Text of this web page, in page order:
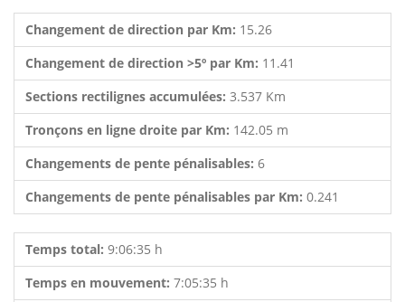
Changement de direction par Km: 15.26
Changement de direction >5º par Km: 11.41
Sections rectilignes accumulées: 3.537 Km
Tronçons en ligne droite par Km: 142.05 m
Changements de pente pénalisables: 6
Changements de pente pénalisables par Km: 0.241
Temps total: 9:06:35 h
Temps en mouvement: 7:05:35 h